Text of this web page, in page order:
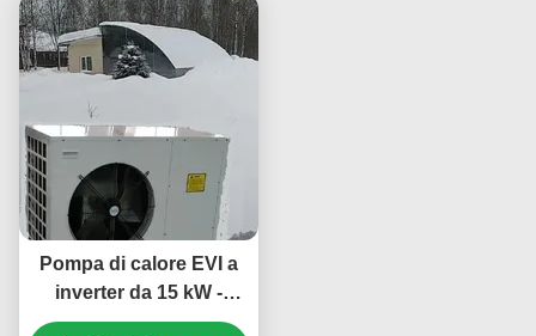
funzionamento -25~43
℃
Pompa di calore EVI a
inverter da 15 kW -
Sistema di